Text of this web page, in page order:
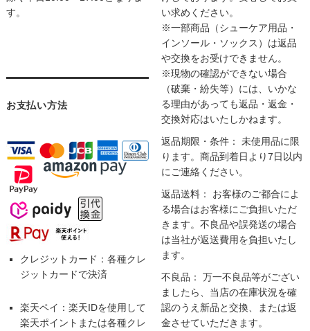
す。
お支払い方法
クレジットカード：各種クレ
ジットカードで決済
楽天ペイ：楽天IDを使用して
楽天ポイントまたは各種クレ
い求めください。
※一部商品（シューケア用品・
インソール・ソックス）は返品
や交換をお受けできません。
※現物の確認ができない場合
（破棄・紛失等）には、いかな
る理由があっても返品・返金・
交換対応はいたしかねます。
返品期限・条件： 未使用品に限
ります。商品到着日より7日以内
にご連絡ください。
返品送料： お客様のご都合によ
る場合はお客様にご負担いただ
きます。不良品や誤発送の場合
は当社が返送費用を負担いたし
ます。
不良品： 万一不良品等がござい
ましたら、当店の在庫状況を確
認のうえ新品と交換、または返
金させていただきます。